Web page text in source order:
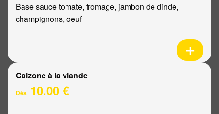
Base sauce tomate, fromage, jambon de dinde,
champignons, oeuf
Calzone à la viande
Dès 10.00 €